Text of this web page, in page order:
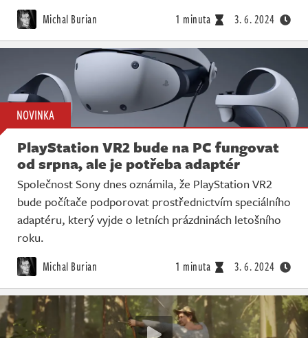
Michal Burian 1 minuta 3. 6. 2024
NOVINKA
PlayStation VR2 bude na PC fungovat
od srpna, ale je potřeba adaptér
Společnost Sony dnes oznámila, že PlayStation VR2
bude počítače podporovat prostřednictvím speciálního
adaptéru, který vyjde o letních prázdninách letošního
roku.
Michal Burian 1 minuta 3. 6. 2024